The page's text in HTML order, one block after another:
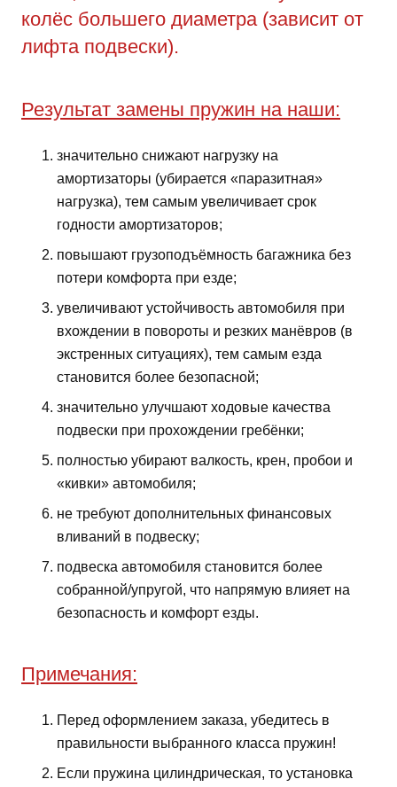
колёс большего диаметра (зависит от
лифта подвески).
Результат замены пружин на наши:
значительно снижают нагрузку на
амортизаторы (убирается «паразитная»
нагрузка), тем самым увеличивает срок
годности амортизаторов;
повышают грузоподъёмность багажника без
потери комфорта при езде;
увеличивают устойчивость автомобиля при
вхождении в повороты и резких манёвров (в
экстренных ситуациях), тем самым езда
становится более безопасной;
значительно улучшают ходовые качества
подвески при прохождении гребёнки;
полностью убирают валкость, крен, пробои и
«кивки» автомобиля;
не требуют дополнительных финансовых
вливаний в подвеску;
подвеска автомобиля становится более
собранной/упругой, что напрямую влияет на
безопасность и комфорт езды.
Примечания:
Перед оформлением заказа, убедитесь в
правильности выбранного класса пружин!
Если пружина цилиндрическая, то установка